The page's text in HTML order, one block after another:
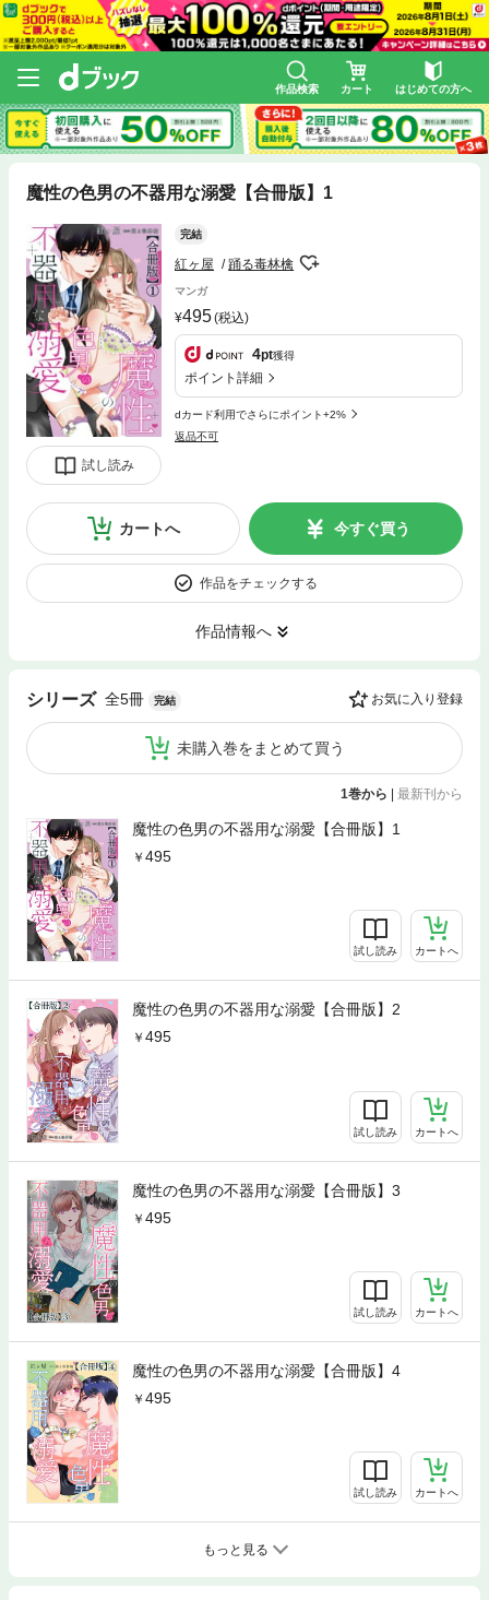
作品検索 カート はじめての方へ
魔性の色男の不器用な溺愛【合冊版】1
試し読み
完結
紅ヶ屋 踊る毒林檎
マンガ
495(税込)
4pt獲得
ポイント詳細
dカード利用でさらにポイント+2%
返品不可
カートへ 今すぐ買う
作品をチェックする
作品情報へ
シリーズ 全5冊 完結 お気に入り登録
未購入巻をまとめて買う
1巻から 最新刊から
魔性の色男の不器用な溺愛【合冊版】1
495
試し読み カートへ
魔性の色男の不器用な溺愛【合冊版】2
495
試し読み カートへ
魔性の色男の不器用な溺愛【合冊版】3
495
試し読み カートへ
魔性の色男の不器用な溺愛【合冊版】4
495
試し読み カートへ
もっと見る